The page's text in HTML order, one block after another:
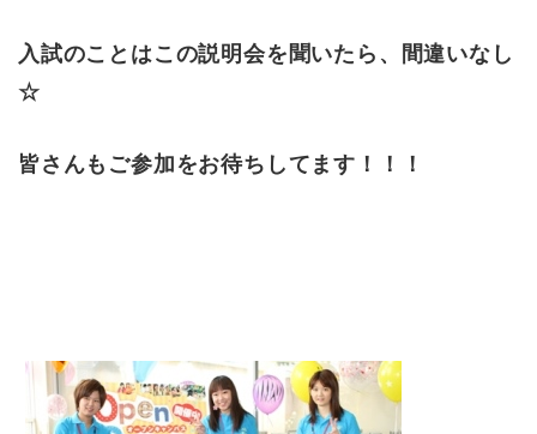
入試のことはこの説明会を聞いたら、間違いなし
☆
皆さんもご参加をお待ちしてます！！！